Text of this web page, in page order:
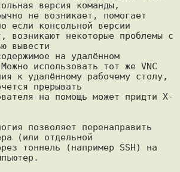
версия команды,
не возникает, помогает
если консольной версии
возникают некоторые проблемы с
вывести
на удалённом
использовать тот же VNC
к удалённому рабочему столу,
прерывать
на помощь может придти X-
позволяет перенаправить
(или отдельной
тоннель (например SSH) на